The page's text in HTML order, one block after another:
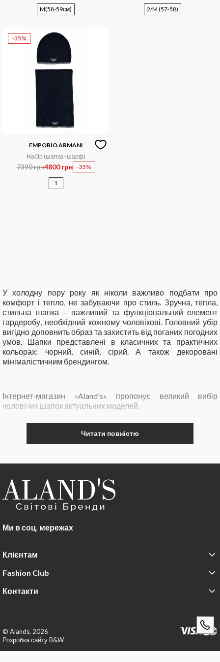
M(58-59см) 2/M (57-58)
-35%
EMPORIO ARMANI
Набір (шапка+шарф)
7390 грн4800 грн -35%
1
У холодну пору року як ніколи важливо подбати про
комфорт і тепло, не забуваючи про стиль. Зручна, тепла,
стильна шапка – важливий та функціональний елемент
гардеробу, необхідний кожному чоловікові. Головний убір
вигідно доповнить образ та захистить від поганих погодних
умов. Шапки представлені в класичних та практичних
кольорах: чорний, синій, сірий. А також декоровані
мінімалістичним брендингом.
Інтернет-магазин «Aland's» пропонує великий вибір
чоловічих шапок актуальних моделей.
Читати повністю
Ми в соц. мережах
Клієнтам
Fashion Club
Контакти
© Alands, 2026
Розробка сайту B&W